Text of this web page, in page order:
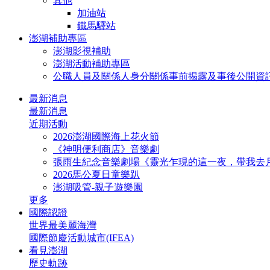
加油站
鐵馬驛站
澎湖補助專區
澎湖影視補助
澎湖活動補助專區
公職人員及關係人身分關係事前揭露及事後公開資
最新消息
最新消息
近期活動
2026澎湖國際海上花火節
《神明便利商店》音樂劇
張雨生紀念音樂劇場《靈光乍現的這一夜，帶我去
2026馬公夏日童樂趴
澎湖吸管-親子遊樂園
更多
國際認證
世界最美麗海灣
國際節慶活動城市(IFEA)
看見澎湖
歷史軌跡